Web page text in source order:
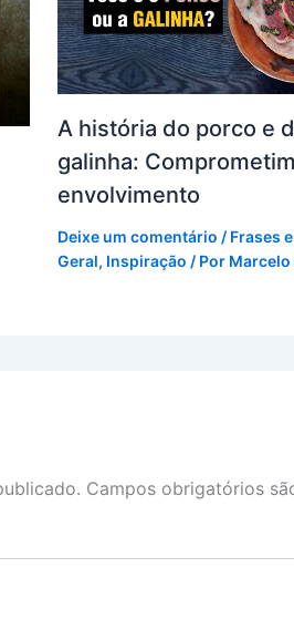
A história do porco e
galinha:
envolvimento
Deixe um comentário / Frases
Geral, Inspiração / Por
Campos obrigatórios